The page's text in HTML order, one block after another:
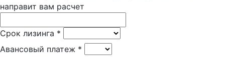
направит вам расчет
Срок лизинга *
Авансовый платеж *